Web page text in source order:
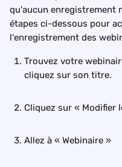
qu'aucun enregistrement
étapes ci-dessous pour
l'enregistrement des
Trouvez votre
cliquez sur son titre.
Cliquez sur « Modifier
Allez à « Webinaire »